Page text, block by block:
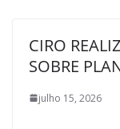
CIRO
SOBRE
julho 15, 2026